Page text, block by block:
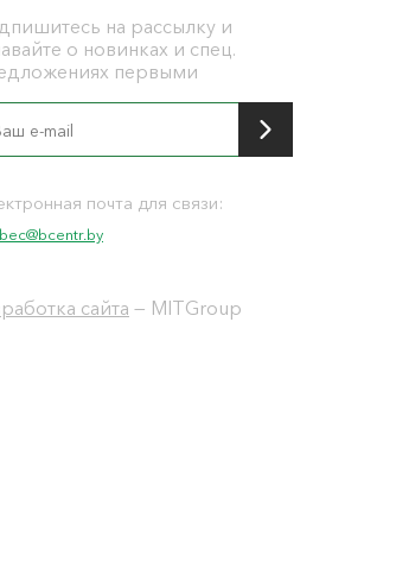
на рассылку и
о новинках и спец.
первыми
почта для связи:
bec@bcentr.by
сайта — MITGroup